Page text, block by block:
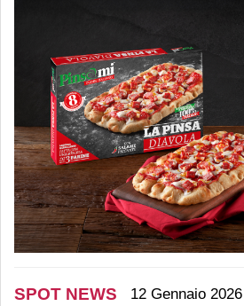
SPOT NEWS 12 Gennaio 2026